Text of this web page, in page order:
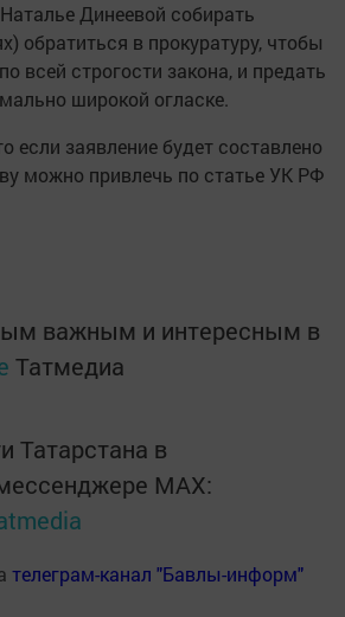
Динеевой собирать
обратиться в прокуратуру, чтобы
всей строгости закона, и предать
широкой огласке.
если заявление будет составлено
можно привлечь по статье УК РФ
важным и интересным в
Татмедиа
Татарстана в
MАХ:
телеграм-канал "Бавлы-информ"